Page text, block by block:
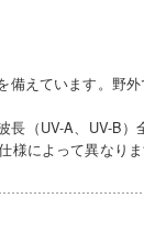
えています。野
（UV-A、UV-B）
によって異なり